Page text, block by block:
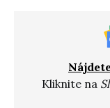
Kliknite na